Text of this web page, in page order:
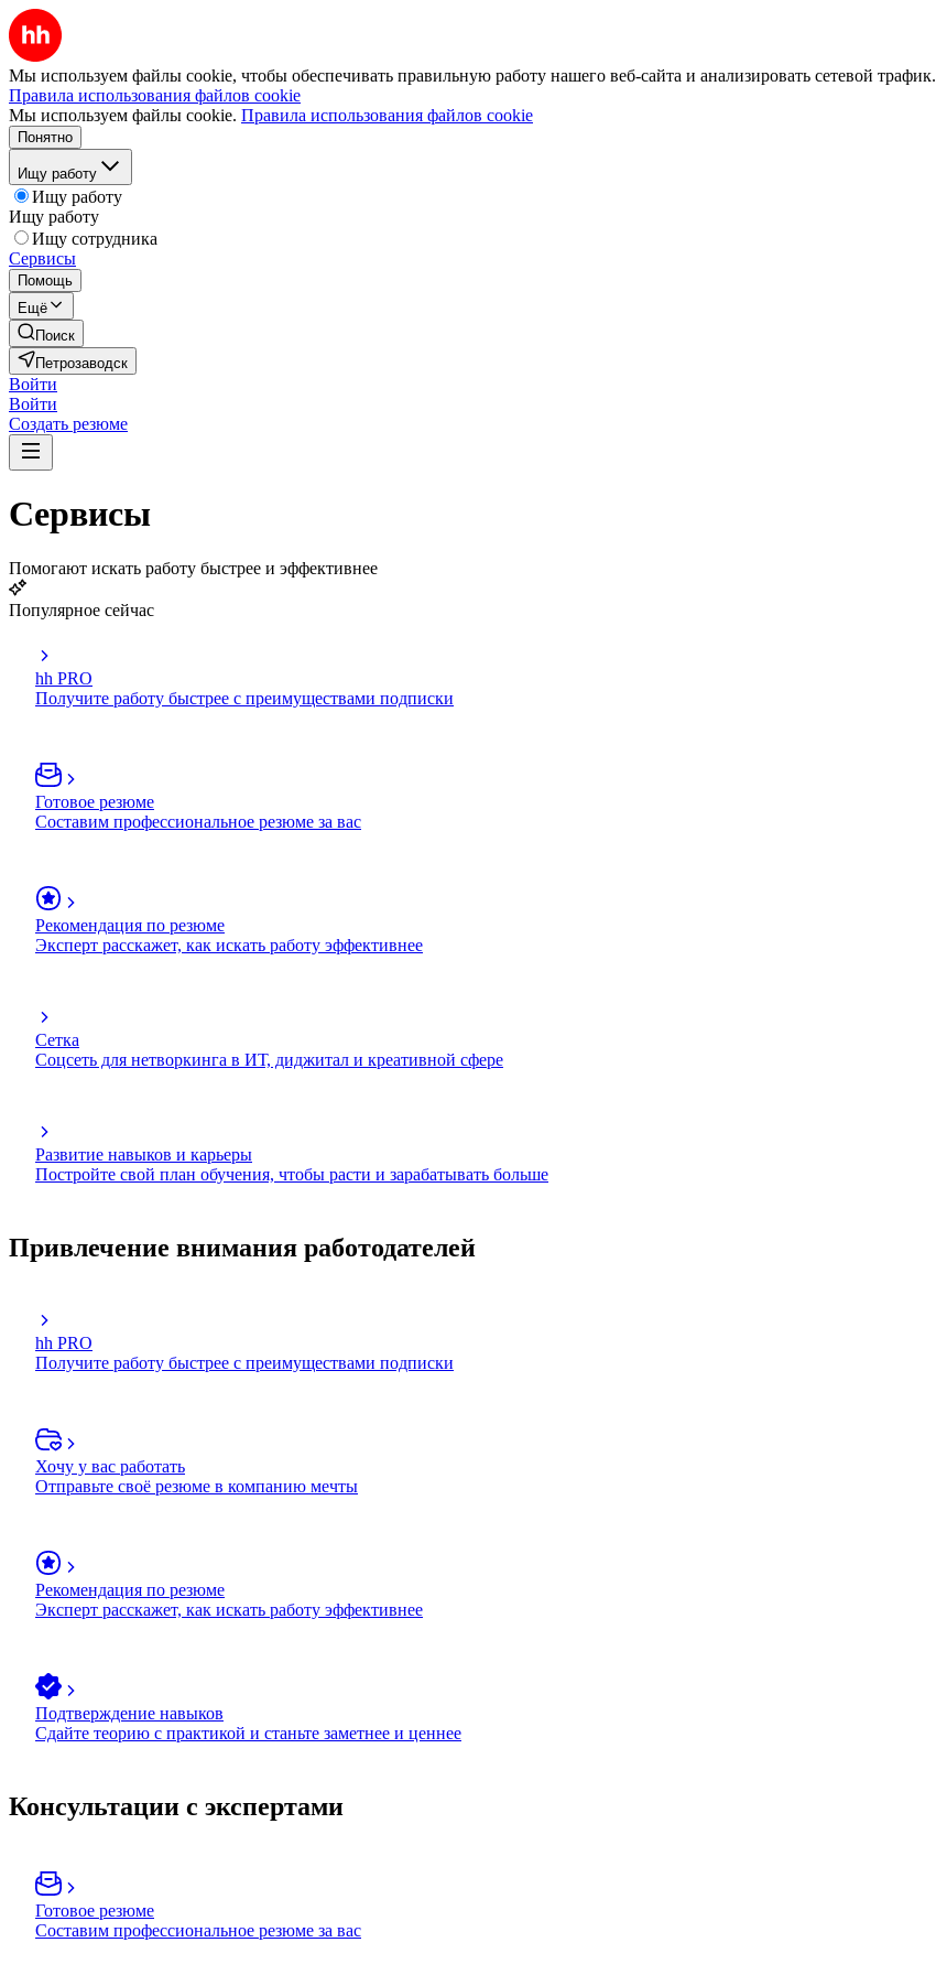
Мы используем файлы cookie, чтобы обеспечивать правильную работу нашего веб-сайта и анализировать сетевой трафик.
Правила использования файлов cookie
Мы используем файлы cookie. Правила использования файлов cookie
Понятно
Ищу работу
Ищу работу
Ищу работу
Ищу сотрудника
Сервисы
Помощь
Ещё
Поиск
Петрозаводск
Войти
Войти
Создать резюме
Сервисы
Помогают искать работу быстрее и эффективнее
Популярное сейчас
hh PRO
Получите работу быстрее с преимуществами подписки
Готовое резюме
Составим профессиональное резюме за вас
Рекомендация по резюме
Эксперт расскажет, как искать работу эффективнее
Сетка
Соцсеть для нетворкинга в ИТ, диджитал и креативной сфере
Развитие навыков и карьеры
Постройте свой план обучения, чтобы расти и зарабатывать больше
Привлечение внимания работодателей
hh PRO
Получите работу быстрее с преимуществами подписки
Хочу у вас работать
Отправьте своё резюме в компанию мечты
Рекомендация по резюме
Эксперт расскажет, как искать работу эффективнее
Подтверждение навыков
Сдайте теорию с практикой и станьте заметнее и ценнее
Консультации с экспертами
Готовое резюме
Составим профессиональное резюме за вас